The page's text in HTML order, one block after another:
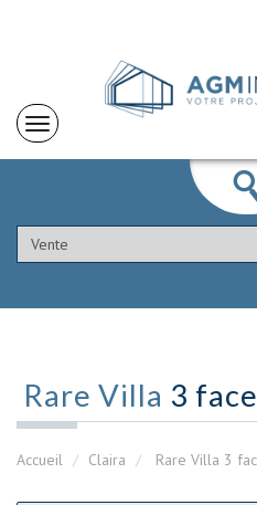
Vente
Rare Villa 3
Accueil Claira Rare Villa 3